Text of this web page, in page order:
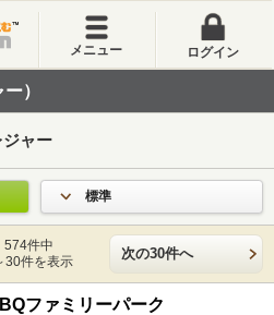
メニュー ログイン
）
ャー
標準
574件中
30件を表示
次の30件へ
ファミリーパーク